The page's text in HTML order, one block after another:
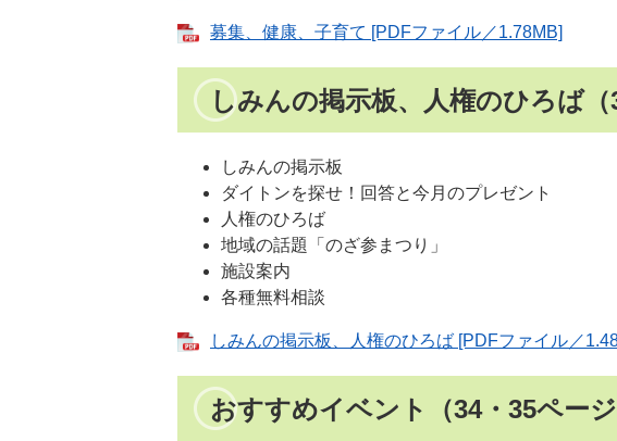
募集、健康、子育て [PDFファイル／1.78MB]
しみんの掲示板、人権のひろば
しみんの掲示板
ダイトンを探せ！回答と今月のプレゼント
人権のひろば
地域の話題「のざ参まつり」
施設案内
各種無料相談
しみんの掲示板、人権のひろば [PDFファイル／
おすすめイベント（34・35ペー